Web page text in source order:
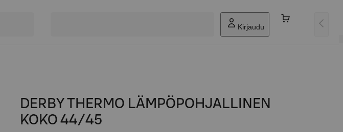
Kirjaudu
DERBY THERMO LÄMPÖPOHJALLINEN
KOKO 44/45